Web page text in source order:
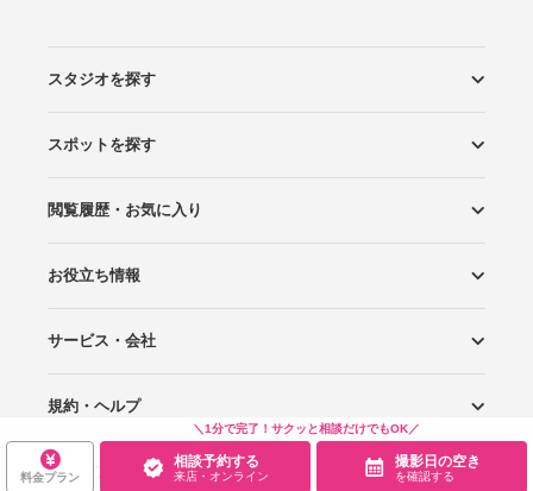
＼1分で完了！サクッと相談だけでもOK／
料金プラン
相談予約する
来店・オンライン
撮影日の空き
を確認する
スタジオを探す
エリアから探す
こだわりから探す
NEW PHOTO STYLE
プランから探す
フォトタイプ診断
フォトグラファーから探す
国内リゾートから探す
スポットを探す
ロケーションから探す
スタジオから探す
閲覧履歴・お気に入り
閲覧スタジオ
お気に入り
お役立ち情報
Wedding Photo マガジン
はじめてガイド
サービス・会社
Photoraitとは
スタジオの掲載について
お問い合わせ
運営会社
サイトマップ
規約・ヘルプ
プライバシーポリシー
利用規約
グループサイト